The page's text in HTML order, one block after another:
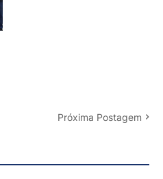
Próxima Postagem